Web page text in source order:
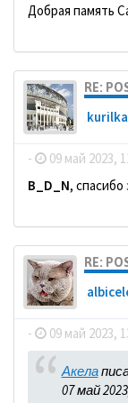
Добрая память
RE:
kurilka
- 09 май 2023,
B_D_N,
RE:
- 09 май 2023,
Акела
07 май